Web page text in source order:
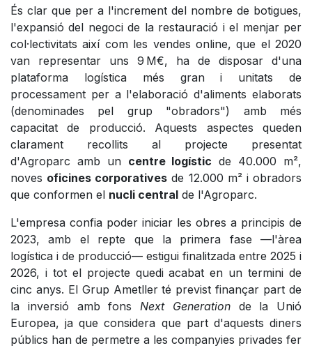
És clar que per a l'increment del nombre de botigues,
l'expansió del negoci de la restauració i el menjar per
col·lectivitats així com les vendes online, que el 2020
van representar uns 9 M€, ha de disposar d'una
plataforma logística més gran i unitats de
processament per a l'elaboració d'aliments elaborats
(denominades pel grup "obradors") amb més
capacitat de producció. Aquests aspectes queden
clarament recollits al projecte presentat
d'Agroparc amb un centre logístic de 40.000 m²,
noves oficines corporatives de 12.000 m² i obradors
que conformen el nucli central de l'Agroparc.
L'empresa confia poder iniciar les obres a principis de
2023, amb el repte que la primera fase —l'àrea
logística i de producció— estigui finalitzada entre 2025 i
2026, i tot el projecte quedi acabat en un termini de
cinc anys. El Grup Ametller té previst finançar part de
la inversió amb fons Next Generationde la Unió
Europea, ja que considera que part d'aquests diners
públics han de permetre a les companyies privades fer